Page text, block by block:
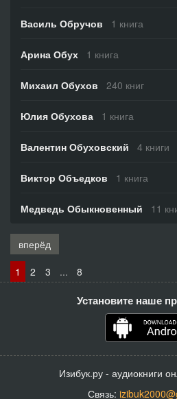
Василь Обручов 1 книга
Арина Обух 1 книга
Михаил Обухов 240 книг
Юлия Обухова 1 книга
Валентин Обуховский 4 книги
Виктор Объедков 1 книга
Медведь Обыкновенный 11
вперёд
1
2 3 ... 8
Установите наше
Изибук.ру - аудиокниги
Связь: